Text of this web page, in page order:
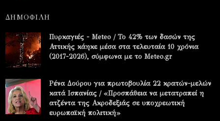
ΔΗΜΟΦΙΛΗ
Πυρκαγιές - Meteo / Το 42% των δασών της
Αττικής κάηκε μέσα στα τελευταία 10 χρόνια
(2017-2026), σύμφωνα με το Meteo.gr
Ρένα Δούρου για πρωτοβουλία 22 κρατών-μελών
κατά Ισπανίας / «Προσπάθεια να μετατραπεί η
ατζέντα της Ακροδεξιάς σε υποχρεωτική
ευρωπαϊκή πολιτική»